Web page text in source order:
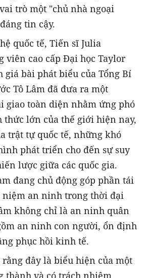
trò một "chủ nhà ngoại
tin cậy.
quốc tế, Tiến sĩ Julia
viên cao cấp Đại học Taylor
giá bài phát biểu của Tổng Bí
Tô Lâm đã đưa ra một
giao toàn diện nhằm ứng phó
thức lớn của thế giới hiện nay,
trật tự quốc tế, những khó
phát triển cho đến sự suy
lược giữa các quốc gia.
đang chủ động góp phần tái
an ninh trong thời đại
không chỉ là an ninh quân
an ninh con người, ổn định
phục hồi kinh tế.
rằng đây là biểu hiện của một
thành và có trách nhiệm,